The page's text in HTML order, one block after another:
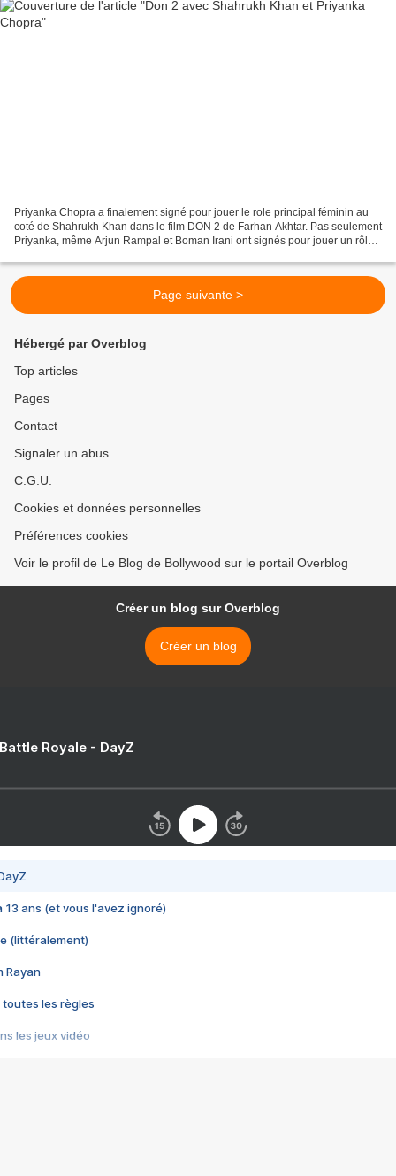
Priyanka Chopra a finalement signé pour jouer le role principal féminin au
coté de Shahrukh Khan dans le film DON 2 de Farhan Akhtar. Pas seulement
Priyanka, même Arjun Rampal et Boman Irani ont signés pour jouer un rôle
Page suivante >
Hébergé par Overblog
Top articles
Pages
Contact
Signaler un abus
C.G.U.
Cookies et données personnelles
Préférences cookies
Voir le profil de Le Blog de Bollywood sur le portail Overblog
Créer un blog sur Overblog
Créer un blog
Royale - DayZ
13 ans (et vous l'avez ignoré)
(littéralement)
Rayan
toutes les règles
les jeux vidéo